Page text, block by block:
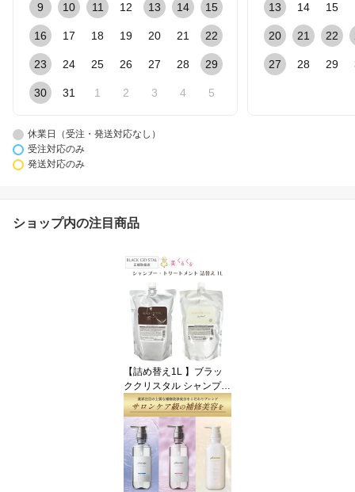
9 10 11 12 13 14 15
16 17 18 19 20 21 22
23 24 25 26 27 28 29
30 31 1 2 3 4 5
13 14 15
20 21 22
27 28 29
休業日（受注・発送対応なし）
受注対応のみ
発送対応のみ
ショップ内の注目商品
【詰め替え1L 】ブラッ
ククリスタル シャンプー
トリートメント 詰替え用
1000ml / ブラクリ レフ
ィル サロン専売品 ノン
シリコン アミノ酸 美容
室専売品 シャンプー 天
然ハーブエキス配合 頭皮
ケア BLACK CRYSTAL